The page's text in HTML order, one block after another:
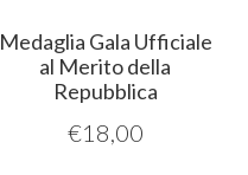
Medaglia Gala Ufficiale
al Merito della
Repubblica
€18,00